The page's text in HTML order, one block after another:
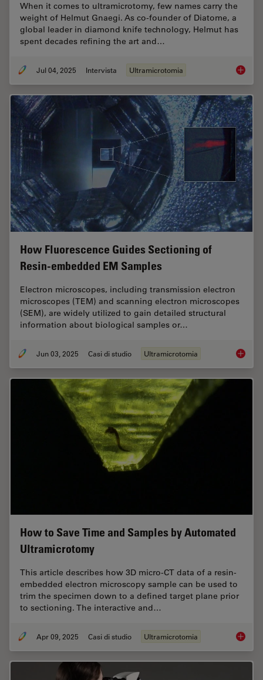
When it comes to ultramicrotomy, few names carry the
weight of Helmut Gnaegi. As co-founder of Diatome, a
global leader in diamond knife technology, Helmut has
spent decades refining the art and…
Jul 04, 2025 Intervista Ultramicrotomia
How Fluorescence Guides Sectioning of
Resin-embedded EM Samples
Electron microscopes, including transmission electron
microscopes (TEM) and scanning electron microscopes
(SEM), are widely utilized to gain detailed structural
information about biological samples or…
Jun 03, 2025 Casi di studio Ultramicrotomia How
How to Save Time and Samples by Automated
Ultramicrotomy
This article describes how 3D micro-CT data of a resin-
embedded electron microscopy sample can be used to
trim the specimen down to a defined target plane prior
to sectioning. The interactive and…
Apr 09, 2025 Casi di studio Ultramicrotomia How to